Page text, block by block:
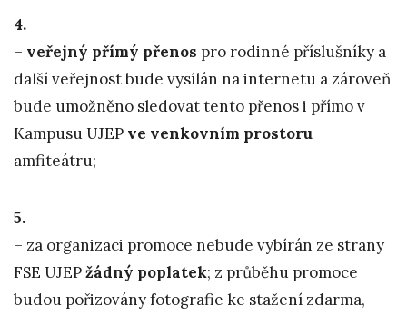
4.
– veřejný přímý přenos pro rodinné příslušníky a
další veřejnost bude vysílán na internetu a zároveň
bude umožněno sledovat tento přenos i přímo v
Kampusu UJEP ve venkovním prostoru
amfiteátru;
5.
– za organizaci promoce nebude vybírán ze strany
FSE UJEPžádný poplatek; z průběhu promoce
budou pořizovány fotografie ke stažení zdarma,